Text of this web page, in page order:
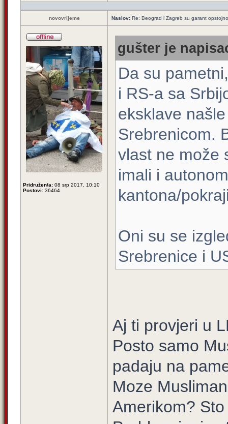
novovrijeme Naslov: Re: Beograd i Zagreb su garant
Pridružen/a: 08 srp 2017, 10:10
Postovi: 36464
gušter je
Da su
i RS-a sa
eksklave
Srebrenicom.
vlast ne može
imali i
kantona/
Oni su se
Srebrenice i
Aj ti provjeri u
Posto samo
padaju na
Moze
Amerikom?